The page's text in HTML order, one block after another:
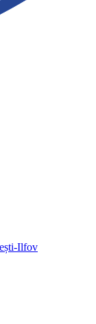
Ilfov